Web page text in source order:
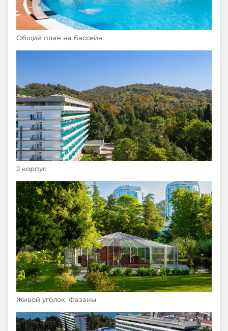
Общий план на бассейн
2 корпус
Живой уголок. Фазаны